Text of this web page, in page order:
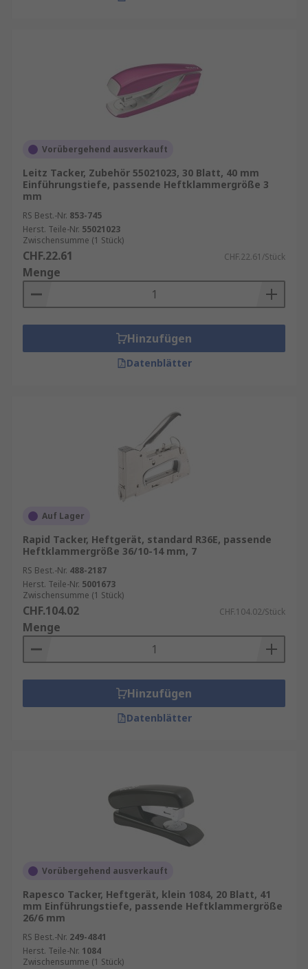
Vorübergehend ausverkauft
Leitz Tacker, Zubehör 55021023, 30 Blatt, 40 mm
Einführungstiefe, passende Heftklammergröße 3
mm
RS Best.-Nr. 853-745
Herst. Teile-Nr. 55021023
Zwischensumme (1 Stück)
CHF.22.61 CHF.22.61/Stück
Menge
Hinzufügen
Datenblätter
Auf Lager
Rapid Tacker, Heftgerät, standard R36E, passende
Heftklammergröße 36/10-14 mm, 7
RS Best.-Nr. 488-2187
Herst. Teile-Nr. 5001673
Zwischensumme (1 Stück)
CHF.104.02 CHF.104.02/Stück
Menge
Hinzufügen
Datenblätter
Vorübergehend ausverkauft
Rapesco Tacker, Heftgerät, klein 1084, 20 Blatt, 41
mm Einführungstiefe, passende Heftklammergröße
26/6 mm
RS Best.-Nr. 249-4841
Herst. Teile-Nr. 1084
Zwischensumme (1 Stück)